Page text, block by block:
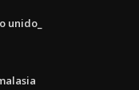
unido_